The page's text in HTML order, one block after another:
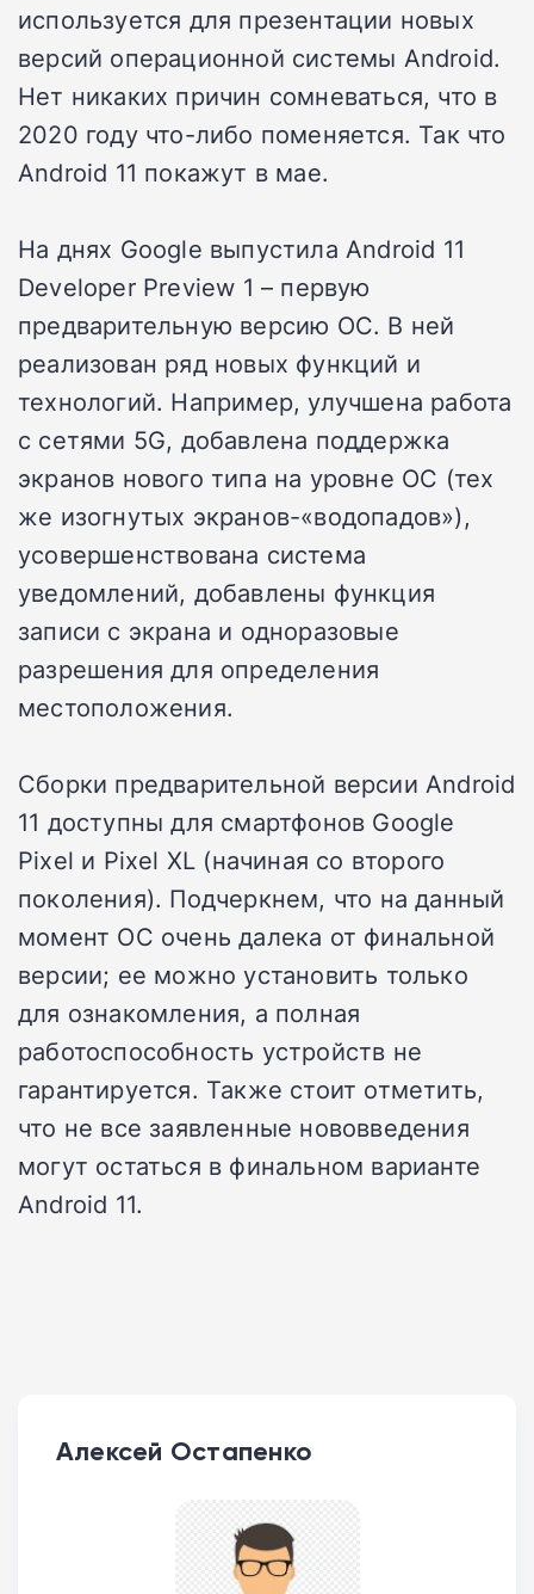
используется для презентации новых
версий операционной системы Android.
Нет никаких причин сомневаться, что в
2020 году что-либо поменяется. Так что
Android 11 покажут в мае.
На днях Google выпустила Android 11
Developer Preview 1 – первую
предварительную версию ОС. В ней
реализован ряд новых функций и
технологий. Например, улучшена работа
с сетями 5G, добавлена поддержка
экранов нового типа на уровне ОС (тех
же изогнутых экранов-«водопадов»),
усовершенствована система
уведомлений, добавлены функция
записи с экрана и одноразовые
разрешения для определения
местоположения.
Сборки предварительной версии Android
11 доступны для смартфонов Google
Pixel и Pixel XL (начиная со второго
поколения). Подчеркнем, что на данный
момент ОС очень далека от финальной
версии; ее можно установить только
для ознакомления, а полная
работоспособность устройств не
гарантируется. Также стоит отметить,
что не все заявленные нововведения
могут остаться в финальном варианте
Android 11.
Алексей Остапенко